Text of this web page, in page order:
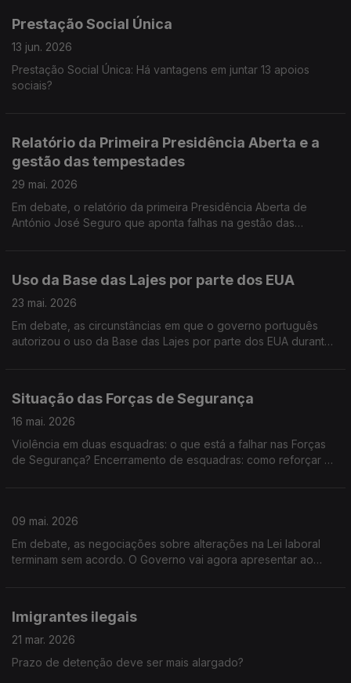
Prestação Social Única
13 jun. 2026
Prestação Social Única: Há vantagens em juntar 13 apoios
sociais?
Relatório da Primeira Presidência Aberta e a
gestão das tempestades
29 mai. 2026
Em debate, o relatório da primeira Presidência Aberta de
António José Seguro que aponta falhas na gestão das
Uso da Base das Lajes por parte dos EUA
23 mai. 2026
Em debate, as circunstâncias em que o governo português
autorizou o uso da Base das Lajes por parte dos EUA durante
Situação das Forças de Segurança
16 mai. 2026
Violência em duas esquadras: o que está a falhar nas Forças
de Segurança? Encerramento de esquadras: como reforçar o
09 mai. 2026
Em debate, as negociações sobre alterações na Lei laboral
terminam sem acordo. O Governo vai agora apresentar ao
Imigrantes ilegais
21 mar. 2026
Prazo de detenção deve ser mais alargado?